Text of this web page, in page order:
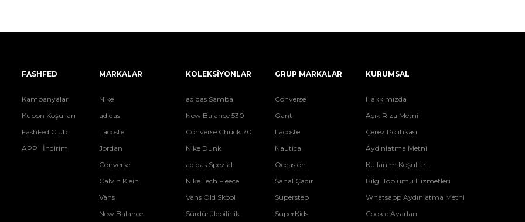
FASHFED
Kampanyalar
Kupon Koşulları
FashFed Club
APP | İndirim
MARKALAR
Nike
adidas
Lacoste
Jordan
Converse
Calvin Klein
Vans
New Balance
KOLEKSİYONLAR
adidas Samba
New Balance 530
Converse Chuck 70
Nike Dunk
adidas Spezial
Nike Tech Fleece
Vans Old Skool
Sürdürülebilirlik
GRUP MARKALAR
Converse
Gant
Lacoste
Nautica
Occasion
Sanal Çadır
Superstep
SuperKids
KURUMSAL
Hakkımızda
Açık Rıza Metni
Çerez Politikası
Aydınlatma Metni
Kullanım Koşulları
Bilgi Toplumu Hizmetleri
Whatsapp Aydınlatma Metni
Cookie Ayarları